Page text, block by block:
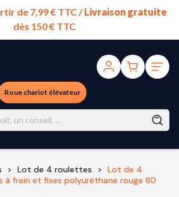
de 7,99 € TTC /Livraison gratuite
dès 150 € TTC
Roue chariot élévateur
Lot de 4 roulettes
Lot de 4
frein et fixes polyuréthane rouge 80